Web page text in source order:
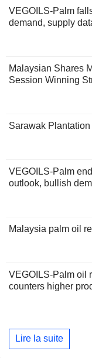
VEGOILS-Palm
demand, supply
Malaysian Shares
Session Winning
Sarawak
VEGOILS-Palm
outlook, bullish
Malaysia palm oil
VEGOILS-Palm oil
counters higher
Lire la suite